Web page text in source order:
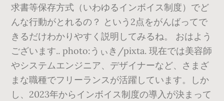
求書等保存方式（いわゆるインボイス制度）でど
んな行動がとれるの？ という2点をがんばってで
きるだけわかりやすく説明してみるね。 おはよう
ございます.. photo:うぃき/pixta. 現在では美容師
やシステムエンジニア、デザイナーなど、さまざ
まな職種でフリーランスが活躍しています。しか
し、2023年からインボイス制度の導入が決まって